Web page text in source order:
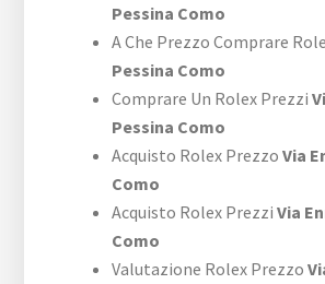
Pessina Como
A Che Prezzo Comprare
Pessina Como
Comprare Un Rolex Prezzi
Pessina Como
Acquisto Rolex Prezzo Via
Como
Acquisto Rolex Prezzi Via
Como
Valutazione Rolex Prezzo